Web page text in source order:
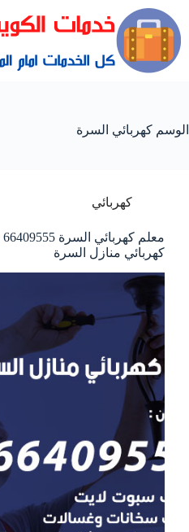
الوسم كهربائي السرة
كهربائي
كهربائي منازل السرة